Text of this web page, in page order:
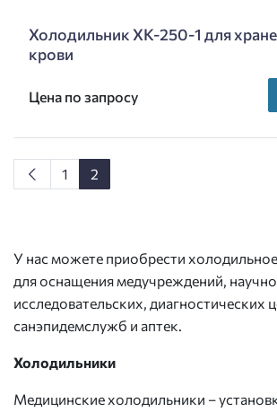
Холодильник ХК-250-1 для
крови
Цена по запросу
1 2
У нас можете приобрести
для оснащения медучреждений,
исследовательских, диагностических
санэпидемслужб и аптек.
Холодильники
Медицинские холодильники –